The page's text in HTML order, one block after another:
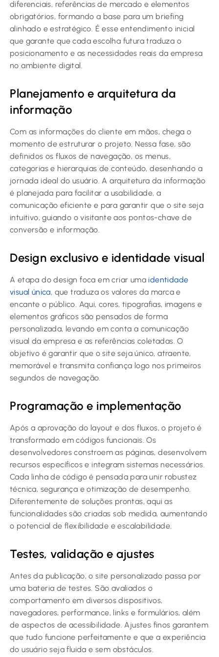
diferenciais, referências de mercado e elementos
obrigatórios, formando a base para um briefing
alinhado e estratégico. É esse entendimento inicial
que garante que cada escolha futura traduza o
posicionamento e as necessidades reais da empresa
no ambiente digital.
Planejamento e arquitetura da
informação
Com as informações do cliente em mãos, chega o
momento de estruturar o projeto. Nessa fase, são
definidos os fluxos de navegação, os menus,
categorias e hierarquias de conteúdo, desenhando a
jornada ideal do usuário. A arquitetura da informação
é planejada para facilitar a usabilidade, a
comunicação eficiente e para garantir que o site seja
intuitivo, guiando o visitante aos pontos-chave de
conversão e informação.
Design exclusivo e identidade visual
A etapa do design foca em criar uma identidade
visual única, que traduza os valores da marca e
encante o público. Aqui, cores, tipografias, imagens e
elementos gráficos são pensados de forma
personalizada, levando em conta a comunicação
visual da empresa e as referências coletadas. O
objetivo é garantir que o site seja único, atraente,
memorável e transmita confiança logo nos primeiros
segundos de navegação.
Programação e implementação
Após a aprovação do layout e dos fluxos, o projeto é
transformado em códigos funcionais. Os
desenvolvedores constroem as páginas, desenvolvem
recursos específicos e integram sistemas necessários.
Cada linha de código é pensada para unir robustez
técnica, segurança e otimização de desempenho.
Diferentemente de soluções prontas, aqui as
funcionalidades são criadas sob medida, aumentando
o potencial de flexibilidade e escalabilidade.
Testes, validação e ajustes
Antes da publicação, o site personalizado passa por
uma bateria de testes. São avaliados o
comportamento em diversos dispositivos,
navegadores, performance, links e formulários, além
de aspectos de acessibilidade. Ajustes finos garantem
que tudo funcione perfeitamente e que a experiência
do usuário seja fluida e sem obstáculos.